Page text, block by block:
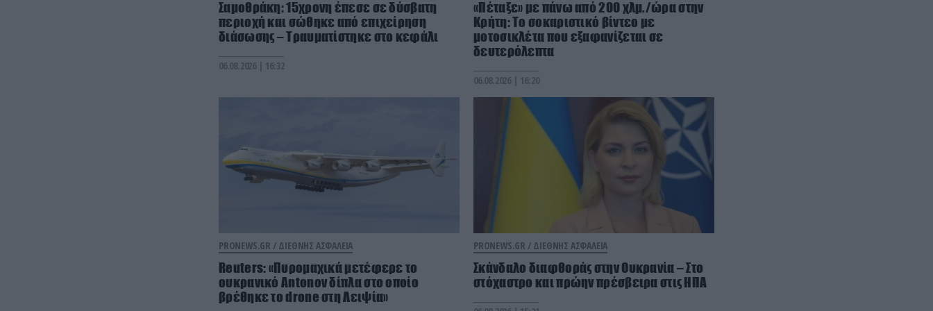
Σαμοθράκη: 15χρονη έπεσε σε δύσβατη
περιοχή και σώθηκε από επιχείρηση
διάσωσης – Τραυματίστηκε στο κεφάλι
06.08.2026 | 16:32
«Πέταξε» με πάνω από 200 χλμ./ώρα στην
Κρήτη: Το σοκαριστικό βίντεο με
μοτοσικλέτα που εξαφανίζεται σε
δευτερόλεπτα
06.08.2026 | 16:20
PRONEWS.GR / ΔΙΕΘΝΗΣ ΑΣΦΑΛΕΙΑ
Reuters: «Πυρομαχικά μετέφερε το
ουκρανικό Antonov δίπλα στο οποίο
βρέθηκε το drone στη Λειψία»
PRONEWS.GR / ΔΙΕΘΝΗΣ ΑΣΦΑΛΕΙΑ
Σκάνδαλο διαφθοράς στην Ουκρανία – Στο
στόχαστρο και πρώην πρέσβειρα στις ΗΠΑ